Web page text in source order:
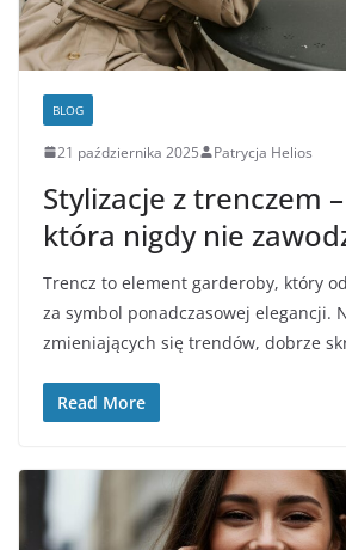
BLOG
21 października 2025 Patrycja Helios
Stylizacje z trenczem
która nigdy nie
Trencz to element garderoby, który
za symbol ponadczasowej elegancji.
zmieniających się trendów, dobrze
Read More